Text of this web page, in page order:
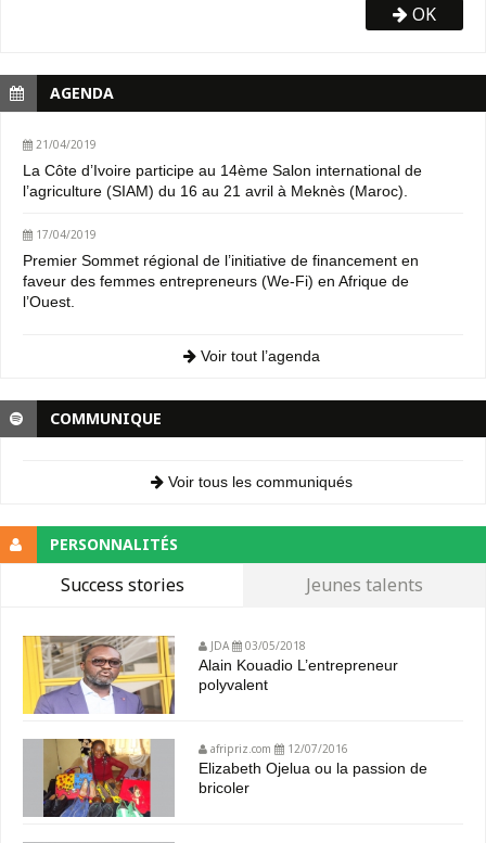
OK
AGENDA
21/04/2019
La Côte d’Ivoire participe au 14ème Salon international de
l’agriculture (SIAM) du 16 au 21 avril à Meknès (Maroc).
17/04/2019
Premier Sommet régional de l’initiative de financement en
faveur des femmes entrepreneurs (We-Fi) en Afrique de
l’Ouest.
Voir tout l’agenda
COMMUNIQUE
Voir tous les communiqués
PERSONNALITÉS
Success stories Jeunes talents
JDA 03/05/2018
Alain Kouadio L’entrepreneur
polyvalent
afripriz.com 12/07/2016
Elizabeth Ojelua ou la passion de
bricoler